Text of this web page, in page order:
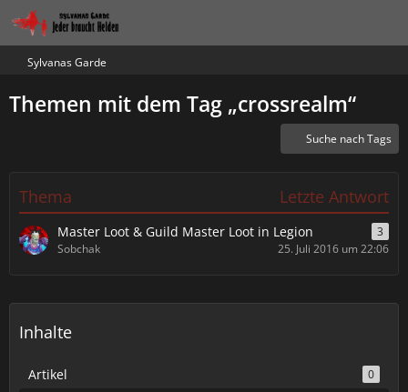
Sylvanas Garde
Themen mit dem Tag „crossrealm“
Suche nach Tags
Thema Letzte Antwort
Master Loot & Guild Master Loot in Legion
3
Sobchak
25. Juli 2016 um 22:06
Inhalte
Artikel 0